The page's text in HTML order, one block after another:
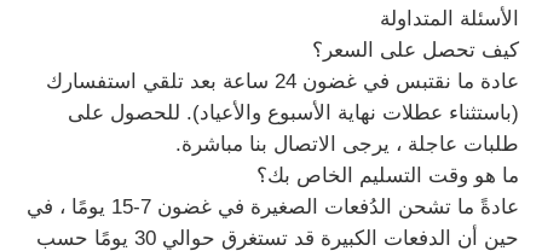
الأسئلة المتداولة
كيف تحصل على السعر؟
عادة ما نقتبس في غضون 24 ساعة بعد تلقي استفسارك
(باستثناء عطلات نهاية الأسبوع والأعياد). للحصول على
طلبات عاجلة ، يرجى الاتصال بنا مباشرة.
ما هو وقت التسليم الخاص بك؟
عادةً ما تشحن الدُفعات الصغيرة في غضون 7-15 يومًا ، في
حين أن الدفعات الكبيرة قد تستغرق حوالي 30 يومًا حسب